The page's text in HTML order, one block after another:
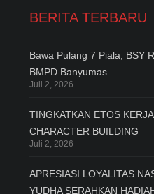
BERITA TERBARU
Bawa Pulang 7 Piala, BSY
BMPD Banyumas
Juli 2, 2026
TINGKATKAN ETOS
CHARACTER BUILDING
Juli 2, 2026
APRESIASI LOYALITAS
YUDHA SERAHKAN